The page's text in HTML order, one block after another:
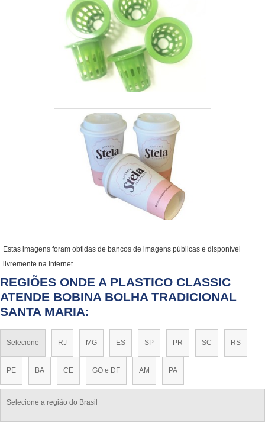
Estas imagens foram obtidas de bancos de imagens públicas e disponível
livremente na internet
REGIÕES ONDE A PLASTICO CLASSIC
ATENDE BOBINA BOLHA TRADICIONAL
SANTA MARIA:
Selecione RJ MG ES SP PR SC RS
PE BA CE GO e DF AM PA
Selecione a região do Brasil